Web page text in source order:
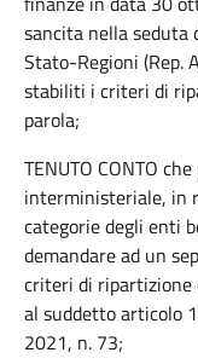
sancita nella seduta
Stato-Regioni (Rep.
stabiliti i criteri di
parola;
TENUTO CONTO
interministeriale, in
categorie degli enti
demandare ad un
criteri di ripartizione
al suddetto articolo
2021, n. 73;